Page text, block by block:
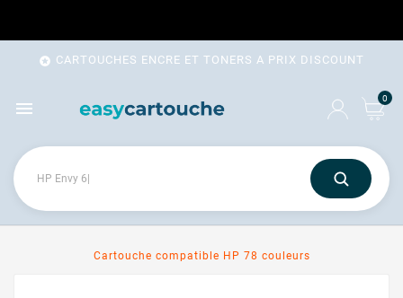
 CARTOUCHES ENCRE ET TONERS A PRIX DISCOUNT
 0
Cartouche compatible HP 78 couleurs